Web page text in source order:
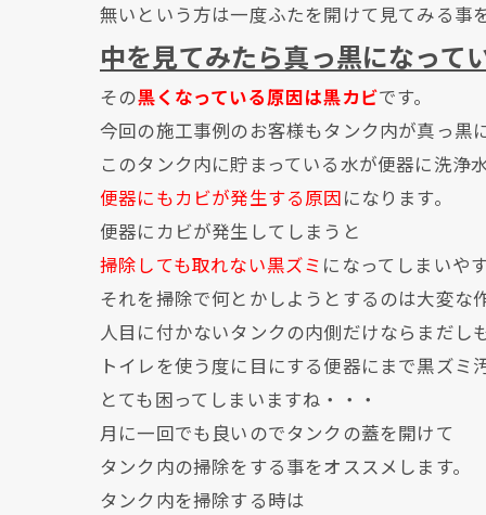
無いという方は一度ふたを開けて見てみる事
中を見てみたら真っ黒になって
その黒くなっている原因は黒カビです。
今回の施工事例のお客様もタンク内が真っ黒
このタンク内に貯まっている水が便器に洗浄
便器にもカビが発生する原因になります。
便器にカビが発生してしまうと
掃除しても取れない黒ズミ になってしまいや
それを掃除で何とかしようとするのは大変な
人目に付かないタンクの内側だけならまだし
トイレを使う度に目にする便器にまで黒ズミ
とても困ってしまいますね・・・
月に一回でも良いのでタンクの蓋を開けて
タンク内の掃除をする事をオススメします。
タンク内を掃除する時は